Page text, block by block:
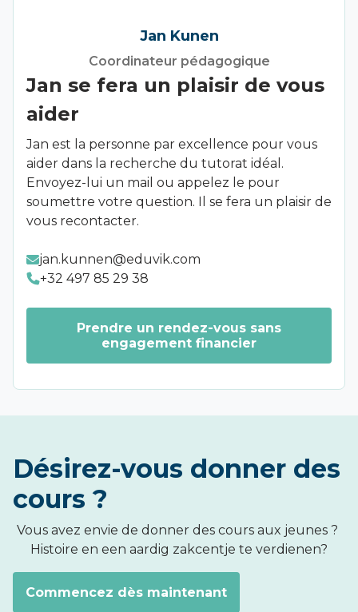
Jan Kunen
Coordinateur pédagogique
Jan se fera un plaisir de vous
aider
Jan est la personne par excellence pour vous
aider dans la recherche du tutorat idéal.
Envoyez-lui un mail ou appelez le pour
soumettre votre question. Il se fera un plaisir de
vous recontacter.
jan.kunnen@eduvik.com
+32 497 85 29 38
Prendre un rendez-vous sans
engagement financier
Désirez-vous donner des
cours ?
Vous avez envie de donner des cours aux jeunes ?
Histoire en een aardig zakcentje te verdienen?
Commencez dès maintenant